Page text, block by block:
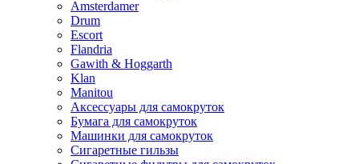
Amsterdamer
Drum
Escort
Flandria
Gawith & Hoggarth
Klan
Manitou
Аксессуары для самокруток
Бумага для самокруток
Машинки для самокруток
Сигаретные гильзы